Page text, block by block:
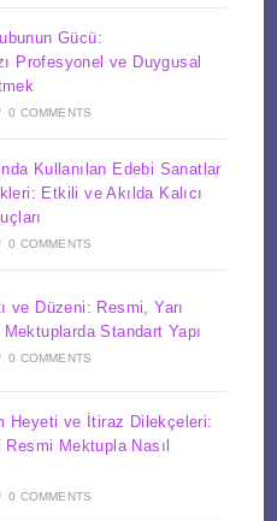
Gücü:
Profesyonel ve Duygusal
0 COMMENTS
Kullanılan Edebi Sanatlar
Etkili ve Akılda Kalıcı
0 COMMENTS
ve Düzeni: Resmi, Yarı
Standart Yapı
0 COMMENTS
Heyeti ve İtiraz Dilekçeleri:
Mektupla Nasıl
0 COMMENTS